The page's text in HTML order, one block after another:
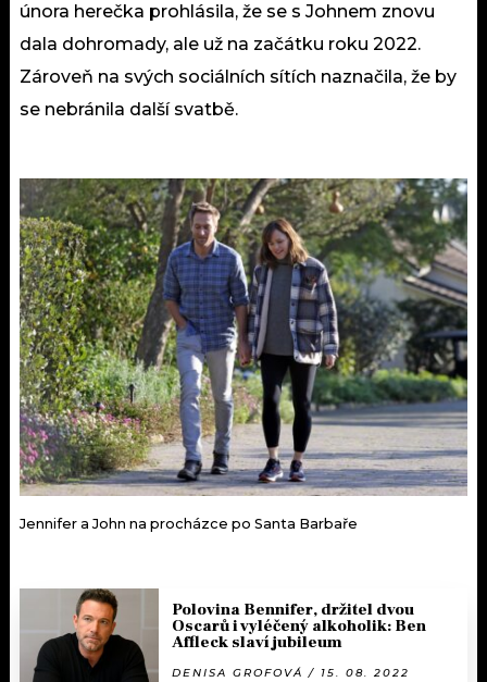
února herečka prohlásila, že se s Johnem znovu
dala dohromady, ale už na začátku roku 2022.
Zároveň na svých sociálních sítích naznačila, že by
se nebránila další svatbě.
Jennifer a John na procházce po Santa Barbaře
Polovina Bennifer, držitel dvou
Oscarů i vyléčený alkoholik: Ben
Affleck slaví jubileum
DENISA GROFOVÁ / 15. 08. 2022